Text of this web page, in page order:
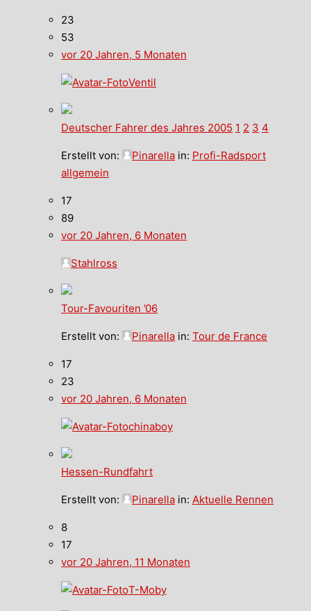
23
53
vor 20 Jahren, 5 Monaten
Ventil
Deutscher Fahrer des Jahres 2005 1 2 3 4
Erstellt von: Pinarella in: Profi-Radsport
allgemein
17
89
vor 20 Jahren, 6 Monaten
Stahlross
Tour-Favouriten ’06
Erstellt von: Pinarella in: Tour de France
17
23
vor 20 Jahren, 6 Monaten
chinaboy
Hessen-Rundfahrt
Erstellt von: Pinarella in: Aktuelle Rennen
8
17
vor 20 Jahren, 11 Monaten
T-Moby